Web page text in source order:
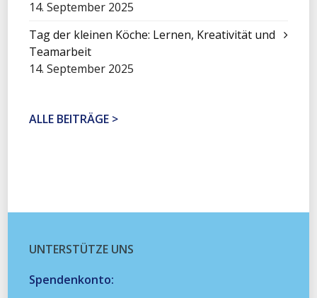
14. September 2025
Tag der kleinen Köche: Lernen, Kreativität und
Teamarbeit
14. September 2025
ALLE BEITRÄGE >
UNTERSTÜTZE UNS
Spendenkonto: